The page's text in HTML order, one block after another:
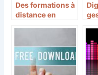
Des formations à
distance en